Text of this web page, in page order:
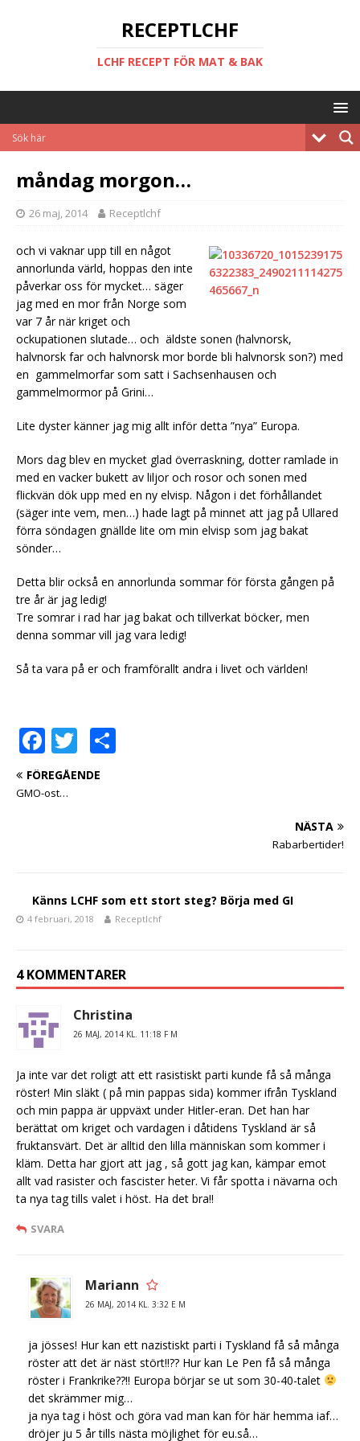
RECEPTLCHF
LCHF RECEPT FÖR MAT & BAK
måndag morgon…
26 maj, 2014 Receptlchf
och vi vaknar upp till en något
annorlunda värld, hoppas den inte
påverkar oss för mycket… säger
jag med en mor från Norge som
var 7 år när kriget och
ockupationen slutade… och äldste sonen (halvnorsk,
halvnorsk far och halvnorsk mor borde bli halvnorsk son?) med
en gammelmorfar som satt i Sachsenhausen och
gammelmormor på Grini…
Lite dyster känner jag mig allt inför detta ”nya” Europa.
Mors dag blev en mycket glad överraskning, dotter ramlade in
med en vacker bukett av liljor och rosor och sonen med
flickvän dök upp med en ny elvisp. Någon i det förhållandet
(säger inte vem, men…) hade lagt på minnet att jag på Ullared
förra söndagen gnällde lite om min elvisp som jag bakat
sönder…
Detta blir också en annorlunda sommar för första gången på
tre år är jag ledig!
Tre somrar i rad har jag bakat och tillverkat böcker, men
denna sommar vill jag vara ledig!
Så ta vara på er och framförallt andra i livet och världen!
F
a
c
o
k
T
w
FÖREGÅENDE
GMO-ost…
NÄSTA
Rabarbertider!
Känns LCHF som ett stort steg? Börja med GI
4 februari, 2018 Receptlchf
4 KOMMENTARER
Christina
26 MAJ, 2014 KL. 11:18 F M
Ja inte var det roligt att ett rasistiskt parti kunde få så många
röster! Min släkt ( på min pappas sida) kommer ifrån Tyskland
och min pappa är uppväxt under Hitler-eran. Det han har
berättat om kriget och vardagen i dåtidens Tyskland är så
fruktansvärt. Det är alltid den lilla människan som kommer i
kläm. Detta har gjort att jag , så gott jag kan, kämpar emot
allt vad rasister och fascister heter. Vi får spotta i nävarna och
ta nya tag tills valet i höst. Ha det bra!!
SVARA
Mariann
26 MAJ, 2014 KL. 3:32 E M
ja jösses! Hur kan ett nazistiskt parti i Tyskland få så många
röster att det är näst stört!!?? Hur kan Le Pen få så många
röster i Frankrike??!! Europa börjar se ut som 30-40-talet
det skrämmer mig…
ja nya tag i höst och göra vad man kan för här hemma iaf…
dröjer ju 5 år tills nästa möjlighet för eu.så…